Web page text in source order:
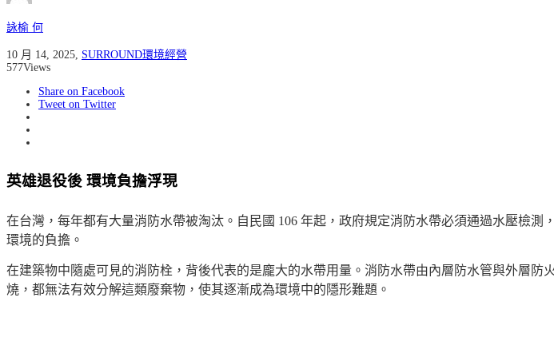
詠榆 何
10 月 14, 2025 SURROUND環境經營
577Views
Share on Facebook
Tweet on Twitter
英雄退役後 環境負擔浮現
在台灣，每年都有大量消防水帶被淘汰。自民國 106 年起，政府規定消防水帶必須通過水壓檢
環境的負擔。
在建築物中隨處可見的消防栓，背後代表的是龐大的水帶用量。消防水帶由內層防水管與外層
燒，都無法有效分解這類廢棄物，使其逐漸成為環境中的隱形難題。